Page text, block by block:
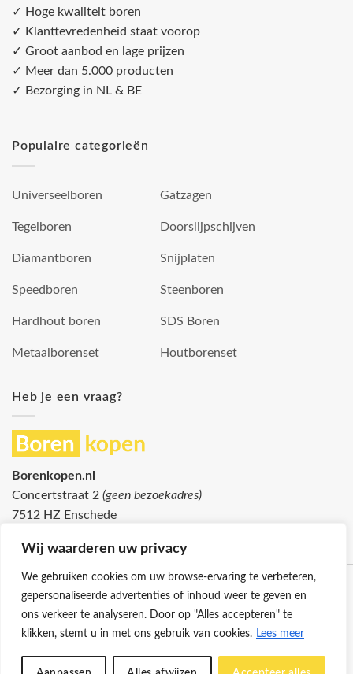
Wij waarderen uw privacy
We gebruiken cookies om uw browse-ervaring te verbeteren,
gepersonaliseerde advertenties of inhoud weer te geven en
ons verkeer te analyseren. Door op "Alles accepteren" te
klikken, stemt u in met ons gebruik van cookies. Lees meer
✓ Hoge kwaliteit boren
✓ Klanttevredenheid staat voorop
✓ Groot aanbod en lage prijzen
✓ Meer dan 5.000 producten
✓ Bezorging in NL & BE
Populaire categorieën
Universeelboren
Tegelboren
Diamantboren
Speedboren
Hardhout boren
Metaalborenset
Gatzagen
Doorslijpschijven
Snijplaten
Steenboren
SDS Boren
Houtborenset
Heb je een vraag?
Borenkopen.nl
Concertstraat 2 (geen bezoekadres)
7512 HZ Enschede